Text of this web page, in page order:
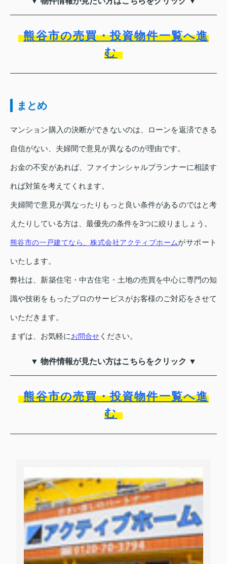
熊谷市の売買・投資物件一覧へ進
む
まとめ
マンション購入の決断ができないのは、ローンを返済できる
自信がない、夫婦間で意見が異なるのが理由です。
お金の不安があれば、ファイナンシャルプランナーに相談す
れば対策を考えてくれます。
夫婦間で意見が異なったりもっと良い条件があるのではと考
えたりしている方は、最優先の条件を3つに絞りましょう。
熊谷市の一戸建てなら、株式会社アクティブホームがサポート
いたします。
弊社は、新築住宅・中古住宅・土地の売買を中心に専門の知
識や技術をもったプロのサービスがお客様のご対応をさせて
いただきます。
まずは、お気軽にお問合せ ください。
▼ 物件情報が見たい方はこちらをクリック ▼
熊谷市の売買・投資物件一覧へ進
む